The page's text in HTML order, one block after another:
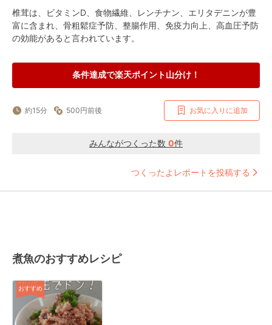
椎茸は、ビタミンD、食物繊維、レンチナン、エリタデニンが豊
富に含まれ、骨粗鬆症予防、整腸作用、免疫力向上、高血圧予防
の効能があると言われています。
条件達成で楽天ポイント山分け！
約15分 500円前後 お気に入りに追加
みんながつくった数 0件
つくったよレポートを投稿する
煮魚のおすすめレシピ
おすすめ